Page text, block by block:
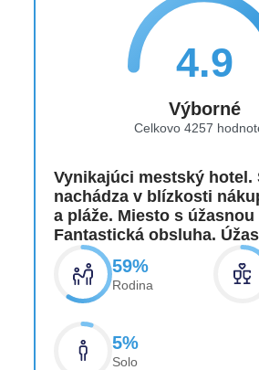
Kanoistika, jazda na kajaku,
Plážový volejbal, bedminton,
tenisové kurzy, požičovňa
bezplatne
Lukostreľba, squash
Za poplatok (niektoré služby tretích
4.9
Výborné
Celkovo 4257
Vynikajúci mestský hotel.
nachádza v blízkosti
a pláže. Miesto s
Fantastická obsluha.
59%
Rodina
5%
Solo